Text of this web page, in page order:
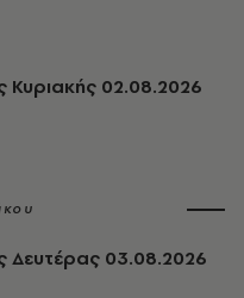
Κυριακής 02.08.2026
Δευτέρας 03.08.2026